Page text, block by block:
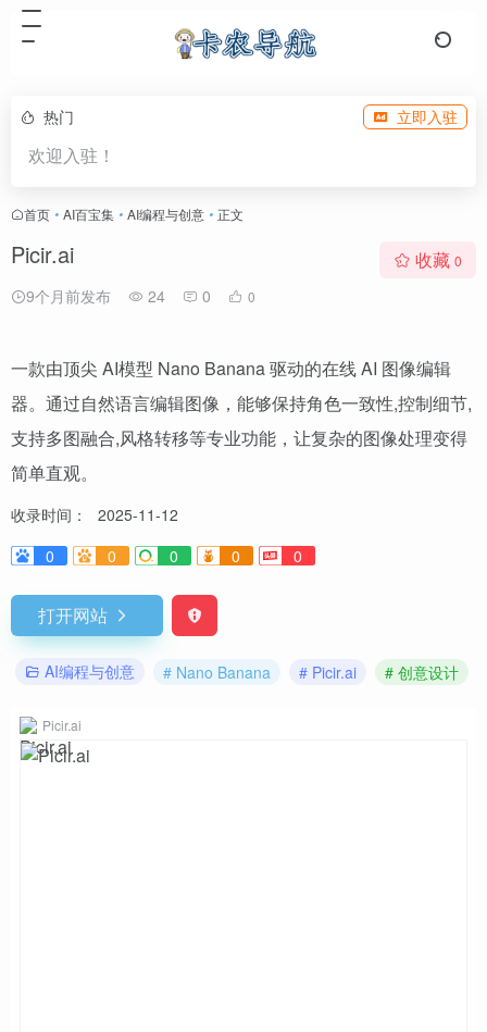
热门 立即入驻
欢迎入驻！
首页 • AI百宝集 • AI编程与创意 • 正文
Picir.ai
9个月前发布 24 0 0
收藏 0
一款由顶尖 AI模型 Nano Banana 驱动的在线 AI 图像编辑
器。通过自然语言编辑图像，能够保持角色一致性,控制细节,
支持多图融合,风格转移等专业功能，让复杂的图像处理变得
简单直观。
收录时间：
2025-11-12
0
0 0 0 0
打开网站
AI编程与创意 # Nano Banana # Picir.ai # 创意设计
Picir.ai